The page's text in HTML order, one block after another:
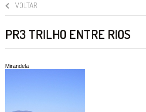
VOLTAR
PR3 TRILHO ENTRE RIOS
Mirandela